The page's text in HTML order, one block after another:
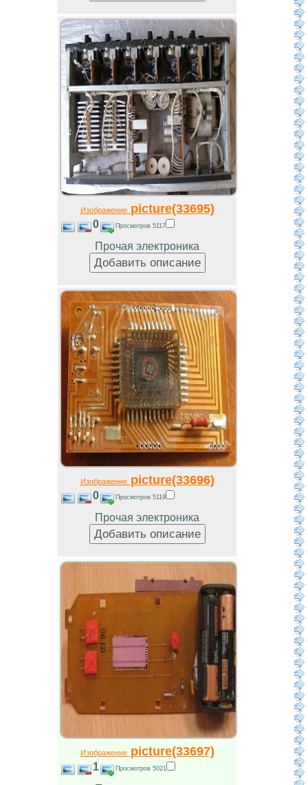
Изображениеpicture(33695)
0 Просмотров 5117
Прочая электроника
Изображениеpicture(33696)
0 Просмотров 5119
Прочая электроника
Изображениеpicture(33697)
1 Просмотров 5021